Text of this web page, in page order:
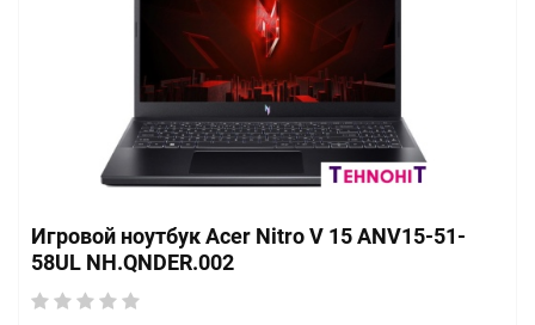
Игровой ноутбук Acer Nitro V 15 ANV15-51-
58UL NH.QNDER.002